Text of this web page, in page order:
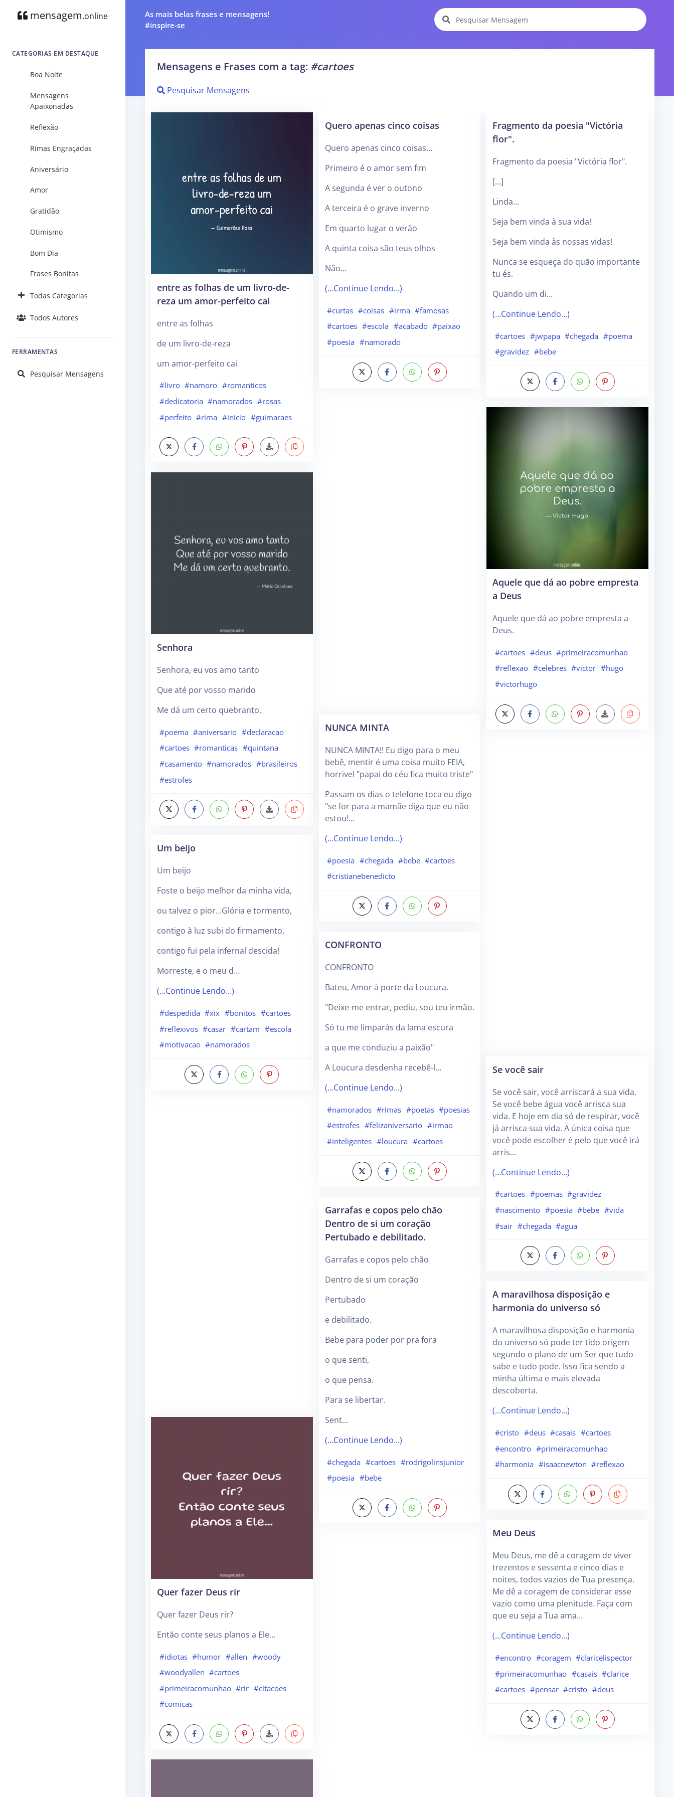
mensagem.online
CATEGORIAS EM DESTAQUE
Boa Noite
Mensagens
Apaixonadas
Reflexão
Rimas Engraçadas
Aniversário
Amor
Gratidão
Otimismo
Bom Dia
Frases Bonitas
Todas Categorias
Todos Autores
FERRAMENTAS
Pesquisar Mensagens
As mais belas frases e mensagens!
#inspire-se
Mensagens e Frases com a tag: #cartoes
Pesquisar Mensagens
entre as folhas de um livro-de-
reza um amor-perfeito cai
entre as folhas
de um livro-de-reza
um amor-perfeito cai
#livro #namoro #romanticos
#dedicatoria #namorados #rosas
#perfeito #rima #inicio #guimaraes
Senhora
Senhora, eu vos amo tanto
Que até por vosso marido
Me dá um certo quebranto.
#poema #aniversario #declaracao
#cartoes #romanticas #quintana
#casamento #namorados #brasileiros
#estrofes
Um beijo
Um beijo
Foste o beijo melhor da minha vida,
ou talvez o pior…Glória e tormento,
contigo à luz subi do firmamento,
contigo fui pela infernal descida!
Morreste, e o meu d…
(…Continue Lendo…)
#despedida #xix #bonitos #cartoes
#reflexivos #casar #cartam #escola
#motivacao #namorados
Quer fazer Deus rir
Quer fazer Deus rir?
Então conte seus planos a Ele…
#idiotas #humor #allen #woody
#woodyallen #cartoes
#primeiracomunhao #rir #citacoes
#comicas
Quero apenas cinco coisas
Quero apenas cinco coisas…
Primeiro é o amor sem fim
A segunda é ver o outono
A terceira é o grave inverno
Em quarto lugar o verão
A quinta coisa são teus olhos
Não…
(…Continue Lendo…)
#curtas #coisas #irma #famosas
#cartoes #escola #acabado #paixao
#poesia #namorado
NUNCA MINTA
NUNCA MINTA!! Eu digo para o meu
bebê, mentir é uma coisa muito FEIA,
horrivel "papai do céu fica muito triste"
Passam os dias o telefone toca eu digo
"se for para a mamãe diga que eu não
estou!…
(…Continue Lendo…)
#poesia #chegada #bebe #cartoes
#cristianebenedicto
CONFRONTO
CONFRONTO
Bateu, Amor à porte da Loucura.
"Deixe-me entrar, pediu, sou teu irmão.
Só tu me limparás da lama escura
a que me conduziu a paixão"
A Loucura desdenha recebê-l…
(…Continue Lendo…)
#namorados #rimas #poetas #poesias
#estrofes #felizaniversario #irmao
#inteligentes #loucura #cartoes
Garrafas e copos pelo chão
Dentro de si um coração
Pertubado e debilitado.
Garrafas e copos pelo chão
Dentro de si um coração
Pertubado
e debilitado.
Bebe para poder por pra fora
o que senti,
o que pensa.
Para se libertar.
Sent…
(…Continue Lendo…)
#chegada #cartoes #rodrigolinsjunior
#poesia #bebe
Fragmento da poesia "Victória
flor".
Fragmento da poesia "Victória flor".
[…]
Linda…
Seja bem vinda à sua vida!
Seja bem vinda às nossas vidas!
Nunca se esqueça do quão importante
tu és.
Quando um di…
(…Continue Lendo…)
#cartoes #jwpapa #chegada #poema
#gravidez #bebe
Aquele que dá ao pobre empresta
a Deus
Aquele que dá ao pobre empresta a
Deus.
#cartoes #deus #primeiracomunhao
#reflexao #celebres #victor #hugo
#victorhugo
Se você sair
Se você sair, você arriscará a sua vida.
Se você bebe água você arrisca sua
vida. E hoje em dia só de respirar, você
já arrisca sua vida. A única coisa que
você pode escolher é pelo que você irá
arris…
(…Continue Lendo…)
#cartoes #poemas #gravidez
#nascimento #poesia #bebe #vida
#sair #chegada #agua
A maravilhosa disposição e
harmonia do universo só
A maravilhosa disposição e harmonia
do universo só pode ter tido origem
segundo o plano de um Ser que tudo
sabe e tudo pode. Isso fica sendo a
minha última e mais elevada
descoberta.
(…Continue Lendo…)
#cristo #deus #casais #cartoes
#encontro #primeiracomunhao
#harmonia #isaacnewton #reflexao
Meu Deus
Meu Deus, me dê a coragem de viver
trezentos e sessenta e cinco dias e
noites, todos vazios de Tua presença.
Me dê a coragem de considerar esse
vazio como uma plenitude. Faça com
que eu seja a Tua ama…
(…Continue Lendo…)
#encontro #coragem #claricelispector
#primeiracomunhao #casais #clarice
#cartoes #pensar #cristo #deus